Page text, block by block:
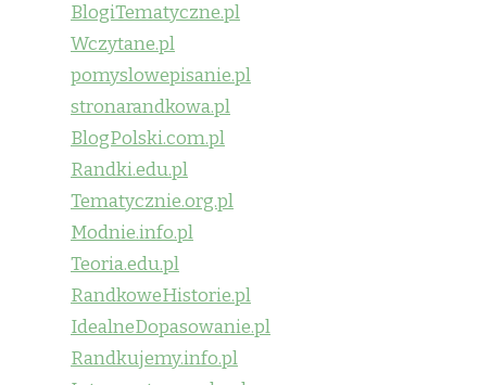
BlogiTematyczne.pl
Wczytane.pl
pomyslowepisanie.pl
stronarandkowa.pl
BlogPolski.com.pl
Randki.edu.pl
Tematycznie.org.pl
Modnie.info.pl
Teoria.edu.pl
RandkoweHistorie.pl
IdealneDopasowanie.pl
Randkujemy.info.pl